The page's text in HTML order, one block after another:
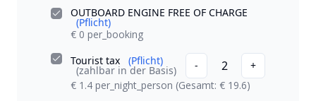
OUTBOARD ENGINE FREE OF CHARGE
(Pflicht)
€ 0 per_booking
Tourist tax
(Pflicht)
(zahlbar in der Basis) - 2
+
€ 1.4 per_night_person (Gesamt: € 19.6)